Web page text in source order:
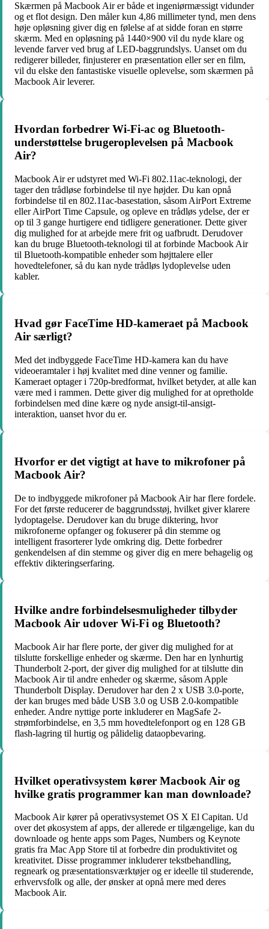
Skærmen på Macbook Air er både et ingeniørmæssigt vidunder
og et flot design. Den måler kun 4,86 millimeter tynd, men dens
høje opløsning giver dig en følelse af at sidde foran en større
skærm. Med en opløsning på 1440×900 vil du nyde klare og
levende farver ved brug af LED-baggrundslys. Uanset om du
redigerer billeder, finjusterer en præsentation eller ser en film,
vil du elske den fantastiske visuelle oplevelse, som skærmen på
Macbook Air leverer.
Hvordan forbedrer Wi-Fi-ac og Bluetooth-
understøttelse brugeroplevelsen på Macbook
Air?
Macbook Air er udstyret med Wi-Fi 802.11ac-teknologi, der
tager den trådløse forbindelse til nye højder. Du kan opnå
forbindelse til en 802.11ac-basestation, såsom AirPort Extreme
eller AirPort Time Capsule, og opleve en trådløs ydelse, der er
op til 3 gange hurtigere end tidligere generationer. Dette giver
dig mulighed for at arbejde mere frit og uafbrudt. Derudover
kan du bruge Bluetooth-teknologi til at forbinde Macbook Air
til Bluetooth-kompatible enheder som højttalere eller
hovedtelefoner, så du kan nyde trådløs lydoplevelse uden
kabler.
Hvad gør FaceTime HD-kameraet på Macbook
Air særligt?
Med det indbyggede FaceTime HD-kamera kan du have
videoeramtaler i høj kvalitet med dine venner og familie.
Kameraet optager i 720p-bredformat, hvilket betyder, at alle kan
være med i rammen. Dette giver dig mulighed for at opretholde
forbindelsen med dine kære og nyde ansigt-til-ansigt-
interaktion, uanset hvor du er.
Hvorfor er det vigtigt at have to mikrofoner på
Macbook Air?
De to indbyggede mikrofoner på Macbook Air har flere fordele.
For det første reducerer de baggrundsstøj, hvilket giver klarere
lydoptagelse. Derudover kan du bruge diktering, hvor
mikrofonerne opfanger og fokuserer på din stemme og
intelligent frasorterer lyde omkring dig. Dette forbedrer
genkendelsen af ​​din stemme og giver dig en mere behagelig og
effektiv dikteringserfaring.
Hvilke andre forbindelsesmuligheder tilbyder
Macbook Air udover Wi-Fi og Bluetooth?
Macbook Air har flere porte, der giver dig mulighed for at
tilslutte forskellige enheder og skærme. Den har en lynhurtig
Thunderbolt 2-port, der giver dig mulighed for at tilslutte din
Macbook Air til andre enheder og skærme, såsom Apple
Thunderbolt Display. Derudover har den 2 x USB 3.0-porte,
der kan bruges med både USB 3.0 og USB 2.0-kompatible
enheder. Andre nyttige porte inkluderer en MagSafe 2-
strømforbindelse, en 3,5 mm hovedtelefonport og en 128 GB
flash-lagring til hurtig og pålidelig dataopbevaring.
Hvilket operativsystem kører Macbook Air og
hvilke gratis programmer kan man downloade?
Macbook Air kører på operativsystemet OS X El Capitan. Ud
over det økosystem af apps, der allerede er tilgængelige, kan du
downloade og hente apps som Pages, Numbers og Keynote
gratis fra Mac App Store til at forbedre din produktivitet og
kreativitet. Disse programmer inkluderer tekstbehandling,
regneark og præsentationsværktøjer og er ideelle til studerende,
erhvervsfolk og alle, der ønsker at opnå mere med deres
Macbook Air.